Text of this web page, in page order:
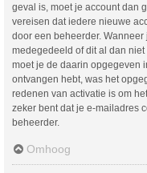
geval is, moet je account dan
vereisen dat iedere nieuwe
door een beheerder.
medegedeeld of dit al dan
moet je de daarin opgegeven
ontvangen hebt, was het
redenen van activatie is om
zeker bent dat je e-mailadres
beheerder.
Omhoog